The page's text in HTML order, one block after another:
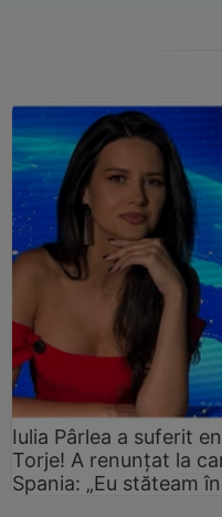
Iulia Pârlea a suferit
Torje! A renunțat la
Spania: „Eu stăteam